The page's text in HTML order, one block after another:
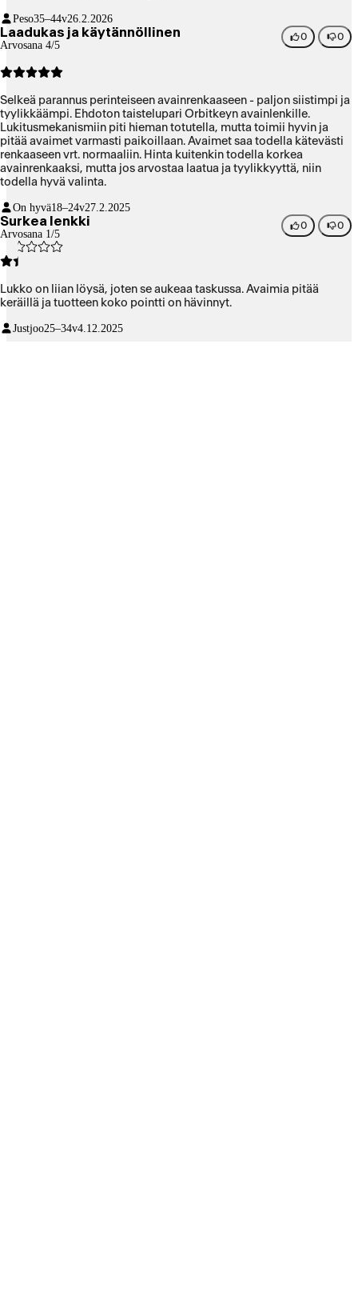
Peso35–44v26.2.2026
Laadukas ja käytännöllinen
Arvosana 4/5
0 0
Selkeä parannus perinteiseen avainrenkaaseen - paljon siistimpi ja
tyylikkäämpi. Ehdoton taistelupari Orbitkeyn avainlenkille.
Lukitusmekanismiin piti hieman totutella, mutta toimii hyvin ja
pitää avaimet varmasti paikoillaan. Avaimet saa todella kätevästi
renkaaseen vrt. normaaliin. Hinta kuitenkin todella korkea
avainrenkaaksi, mutta jos arvostaa laatua ja tyylikkyyttä, niin
todella hyvä valinta.
On hyvä18–24v27.2.2025
Surkea lenkki
Arvosana 1/5
0 0
Lukko on liian löysä, joten se aukeaa taskussa. Avaimia pitää
keräillä ja tuotteen koko pointti on hävinnyt.
Justjoo25–34v4.12.2025